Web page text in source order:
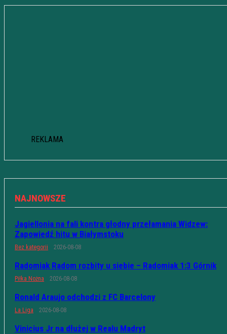
REKLAMA
NAJNOWSZE
Jagiellonia na fali kontra głodny przełamania Widzew:
Zapowiedź hitu w Białymstoku
Bez kategorii 2026-08-08
Radomiak Radom rozbity u siebie – Radomiak 1:3 Górnik
Piłka Nożna 2026-08-08
Ronald Araujo odchodzi z FC Barcelony
La Liga 2026-08-08
Vinicius Jr na dłużej w Realu Madryt